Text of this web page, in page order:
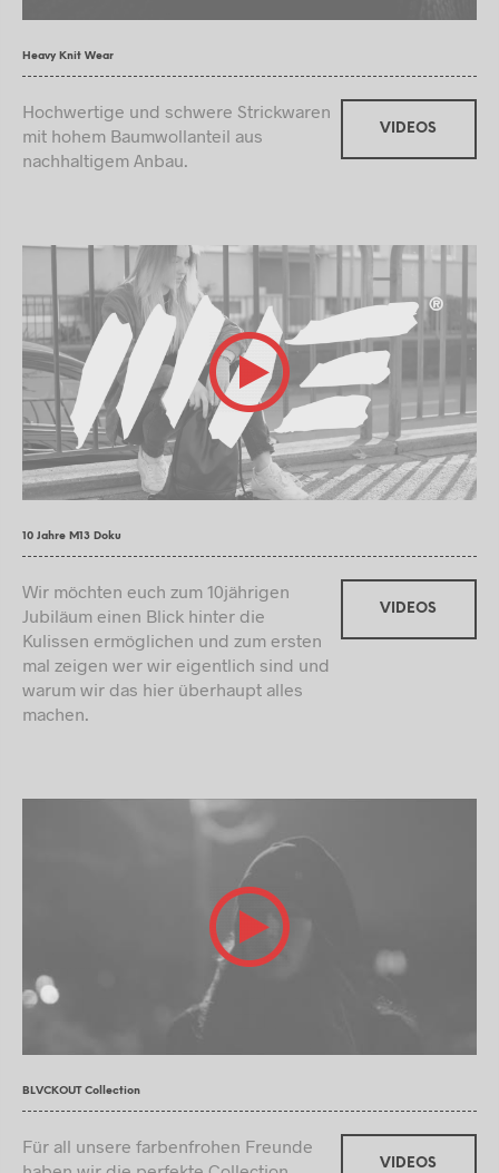
Heavy Knit Wear
Hochwertige und schwere Strickwaren
mit hohem Baumwollanteil aus
nachhaltigem Anbau.
VIDEOS
10 Jahre M13 Doku
Wir möchten euch zum 10jährigen
Jubiläum einen Blick hinter die
Kulissen ermöglichen und zum ersten
mal zeigen wer wir eigentlich sind und
warum wir das hier überhaupt alles
machen.
VIDEOS
BLVCKOUT Collection
Für all unsere farbenfrohen Freunde
VIDEOS